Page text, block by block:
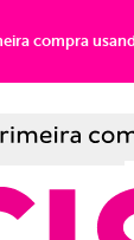
compra